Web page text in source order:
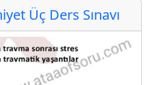
Üç Ders Sınavı